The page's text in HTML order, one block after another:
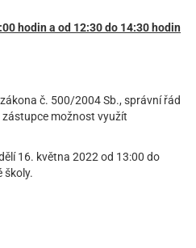
hodin a od 12:30 do 14:30 hodin
č. 500/2004 Sb., správní řád
možnost využít
16. května 2022 od 13:00 do
školy.